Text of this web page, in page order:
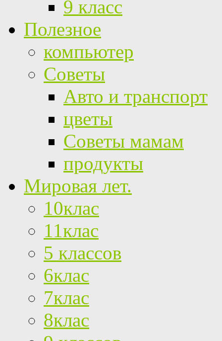
9 класс
Полезное
компьютер
Советы
Авто и транспорт
цветы
Советы мамам
продукты
Мировая лет.
10клас
11клас
5 классов
6клас
7клас
8клас